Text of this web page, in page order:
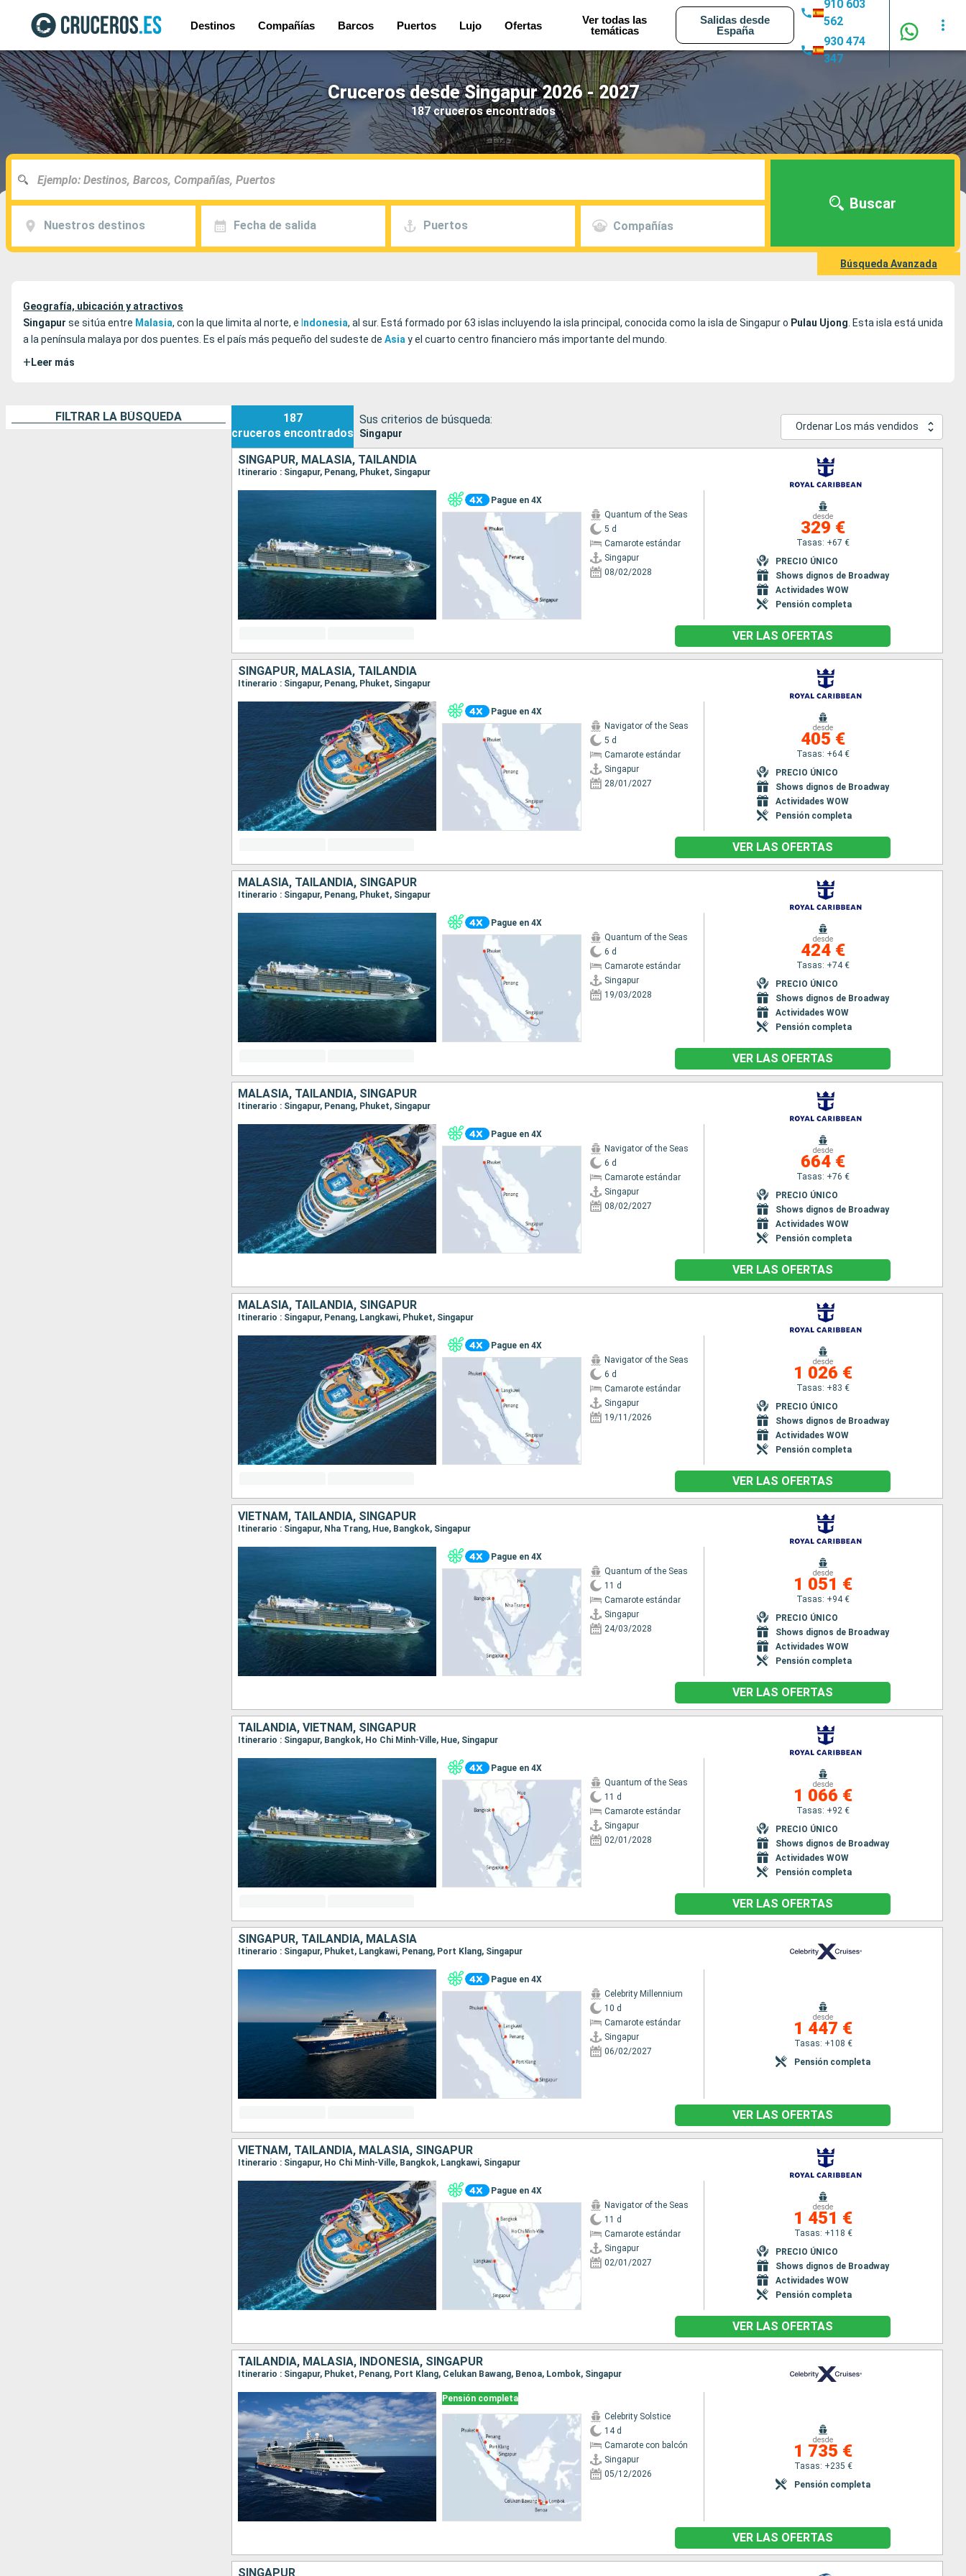
Destinos Compañías Barcos Puertos Lujo Ofertas
Ver todas las
temáticas
Salidas desde
España
910 603
562
930 474
347
Cruceros desde Singapur 2026 - 2027
187 cruceros encontrados
Nuestros destinos Fecha de salida Puertos Compañías
Buscar
Búsqueda Avanzada
Geografía, ubicación y atractivos
Singapur se sitúa entre Malasia, con la que limita al norte, e ndonesia, al sur. Está formado por 63 islas incluyendo la isla principal, conocida como la isla de Singapur o Pulau Ujong . Esta isla está unida
a la península malaya por dos puentes. Es el país más pequeño del sudeste de Asia y el cuarto centro financiero más importante del mundo.
+ Leer más
FILTRAR LA BÚSQUEDA
187
cruceros encontrados
Sus criterios de búsqueda:
Singapur
Ordenar Los más vendidos
SINGAPUR, MALASIA, TAILANDIA
Itinerario : Singapur, Penang, Phuket, Singapur
Pague en 4X
Quantum of the Seas
5 d
Camarote estándar
Singapur
08/02/2028
desde
329 €
Tasas: +67 €
PRECIO ÚNICO
Shows dignos de Broadway
Actividades WOW
Pensión completa
VER LAS OFERTAS
SINGAPUR, MALASIA, TAILANDIA
Itinerario : Singapur, Penang, Phuket, Singapur
Pague en 4X
Navigator of the Seas
5 d
Camarote estándar
Singapur
28/01/2027
desde
405 €
Tasas: +64 €
PRECIO ÚNICO
Shows dignos de Broadway
Actividades WOW
Pensión completa
VER LAS OFERTAS
MALASIA, TAILANDIA, SINGAPUR
Itinerario : Singapur, Penang, Phuket, Singapur
Pague en 4X
Quantum of the Seas
6 d
Camarote estándar
Singapur
19/03/2028
desde
424 €
Tasas: +74 €
PRECIO ÚNICO
Shows dignos de Broadway
Actividades WOW
Pensión completa
VER LAS OFERTAS
MALASIA, TAILANDIA, SINGAPUR
Itinerario : Singapur, Penang, Phuket, Singapur
Pague en 4X
Navigator of the Seas
6 d
Camarote estándar
Singapur
08/02/2027
desde
664 €
Tasas: +76 €
PRECIO ÚNICO
Shows dignos de Broadway
Actividades WOW
Pensión completa
VER LAS OFERTAS
MALASIA, TAILANDIA, SINGAPUR
Itinerario : Singapur, Penang, Langkawi, Phuket, Singapur
Pague en 4X
Navigator of the Seas
6 d
Camarote estándar
Singapur
19/11/2026
desde
1 026 €
Tasas: +83 €
PRECIO ÚNICO
Shows dignos de Broadway
Actividades WOW
Pensión completa
VER LAS OFERTAS
VIETNAM, TAILANDIA, SINGAPUR
Itinerario : Singapur, Nha Trang, Hue, Bangkok, Singapur
Pague en 4X
Quantum of the Seas
11 d
Camarote estándar
Singapur
24/03/2028
desde
1 051 €
Tasas: +94 €
PRECIO ÚNICO
Shows dignos de Broadway
Actividades WOW
Pensión completa
VER LAS OFERTAS
TAILANDIA, VIETNAM, SINGAPUR
Itinerario : Singapur, Bangkok, Ho Chi Minh-Ville, Hue, Singapur
Pague en 4X
Quantum of the Seas
11 d
Camarote estándar
Singapur
02/01/2028
desde
1 066 €
Tasas: +92 €
PRECIO ÚNICO
Shows dignos de Broadway
Actividades WOW
Pensión completa
VER LAS OFERTAS
SINGAPUR, TAILANDIA, MALASIA
Itinerario : Singapur, Phuket, Langkawi, Penang, Port Klang, Singapur
Pague en 4X
Celebrity Millennium
10 d
Camarote estándar
Singapur
06/02/2027
desde
1 447 €
Tasas: +108 €
Pensión completa
VER LAS OFERTAS
VIETNAM, TAILANDIA, MALASIA, SINGAPUR
Itinerario : Singapur, Ho Chi Minh-Ville, Bangkok, Langkawi, Singapur
Pague en 4X
Navigator of the Seas
11 d
Camarote estándar
Singapur
02/01/2027
desde
1 451 €
Tasas: +118 €
PRECIO ÚNICO
Shows dignos de Broadway
Actividades WOW
Pensión completa
VER LAS OFERTAS
TAILANDIA, MALASIA, INDONESIA, SINGAPUR
Itinerario : Singapur, Phuket, Penang, Port Klang, Celukan Bawang, Benoa, Lombok, Singapur
Pensión completa
Celebrity Solstice
14 d
Camarote con balcón
Singapur
05/12/2026
desde
1 735 €
Tasas: +235 €
Pensión completa
VER LAS OFERTAS
SINGAPUR